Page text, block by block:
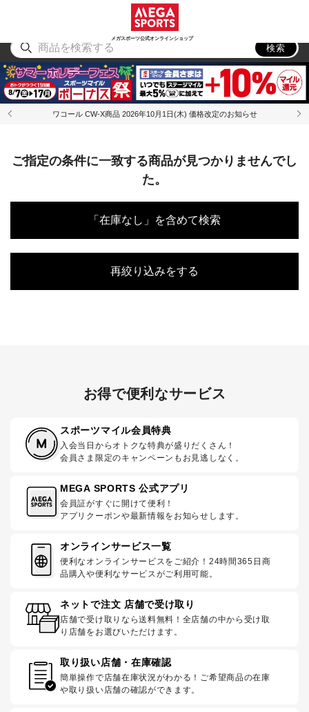
メガスポーツ公式オンラインショップ
アウトドア
検索
ワコール CW-X商品 2026年10月1日(木) 価格改定のお知らせ
ご指定の条件に一致する商品が見つかりませんでし
た。
「在庫なし」を含めて検索
再絞り込みをする
お得で便利なサービス
スポーツマイル会員特典
入会当日からオトクな特典が盛りだくさん！
会員さま限定のキャンペーンもお見逃しなく。
MEGA SPORTS 公式アプリ
会員証がすぐに開けて便利！
アプリクーポンや最新情報をお知らせします。
オンラインサービス一覧
便利なオンラインサービスをご紹介！24時間365日商
品購入や便利なサービスがご利用可能。
ネットで注文 店舗で受け取り
店舗で受け取りなら送料無料！全店舗の中から受け取
り店舗をお選びいただけます。
取り扱い店舗・在庫確認
簡単操作で店舗在庫状況がわかる！ご希望商品の在庫
や取り扱い店舗の確認ができます。